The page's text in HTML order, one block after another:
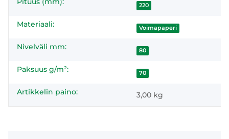
220
Materiaali: Voimapaperi
Nivelväli mm: 80
Paksuus g/m²: 70
Artikkelin paino: 3,00 kg